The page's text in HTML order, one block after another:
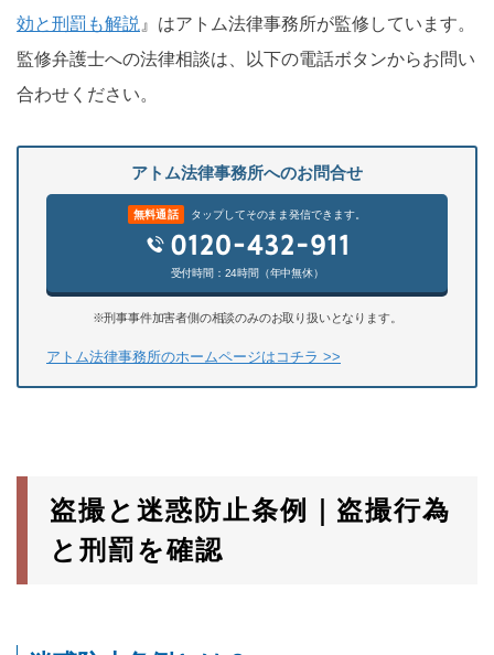
効と刑罰も解説 』はアトム法律事務所が監修しています。
監修弁護士への法律相談は、以下の電話ボタンからお問い
合わせください。
アトム法律事務所へのお問合せ
無料通話 タップしてそのまま発信できます。
受付時間：24時間（年中無休）
※刑事事件加害者側の相談のみのお取り扱いとなります。
アトム法律事務所のホームページはコチラ >>
盗撮と迷惑防止条例｜盗撮行為
と刑罰を確認